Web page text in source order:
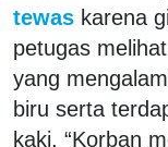
tewas karena
petugas
yang
biru serta
kaki. “Korban